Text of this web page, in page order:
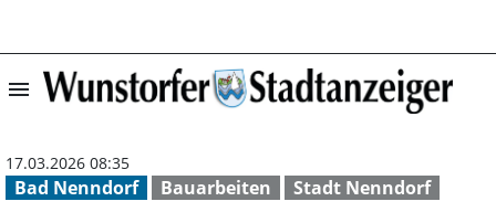
menu
Bad Nenndorf Bauarbeiten Stadt Nenndorf
17.03.2026 08:35